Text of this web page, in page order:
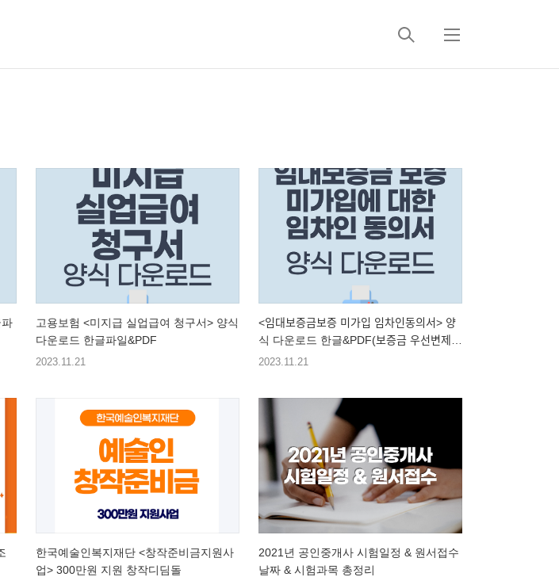
검
메
고용보험 <미지급 실업급여 청구서> 양식
다운로드 한글파일&PDF
2023.11.21
<임대보증금보증 미가입 임차인동의서> 양
식 다운로드 한글&PDF(보증금 우선변제금
이하인경..
2023.11.21
한국예술인복지재단 <창작준비금지원사
업> 300만원 지원 창작디딤돌
2021년 공인중개사 시험일정 & 원서접수
날짜 & 시험과목 총정리